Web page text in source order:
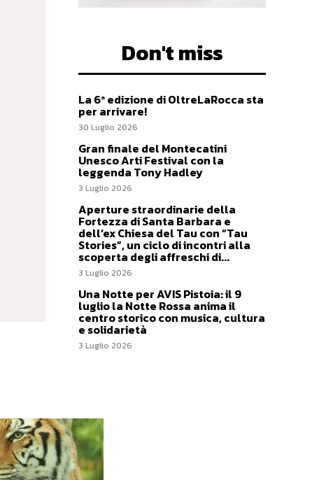
Don't miss
La 6ª edizione di OltreLaRocca sta
per arrivare!
30 Luglio 2026
Gran finale del Montecatini
Unesco Arti Festival con la
leggenda Tony Hadley
3 Luglio 2026
Aperture straordinarie della
Fortezza di Santa Barbara e
dell’ex Chiesa del Tau con “Tau
Stories”, un ciclo di incontri alla
scoperta degli affreschi di...
3 Luglio 2026
Una Notte per AVIS Pistoia: il 9
luglio la Notte Rossa anima il
centro storico con musica, cultura
e solidarietà
3 Luglio 2026